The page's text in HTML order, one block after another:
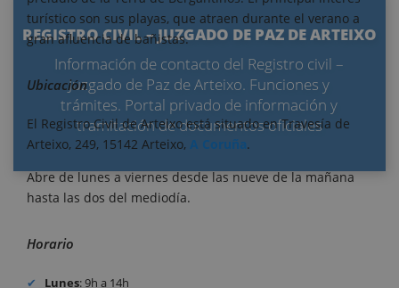
REGISTRO CIVIL – JUZGADO DE PAZ DE ARTEIXO
Información de contacto del Registro civil –
Juzgado de Paz de Arteixo. Funciones y
trámites. Portal privado de información y
tramitación de documentos oficiales
turístico son sus playas, que atraen durante el verano a
gran afluencia de bañistas.
Ubicación
El Registro Civil de Arteixo está situado en Travesía de
Arteixo, 249, 15142 Arteixo, A Coruña.
Abre de lunes a viernes desde las nueve de la mañana
hasta las dos del mediodía.
Horario
Lunes: 9h a 14h